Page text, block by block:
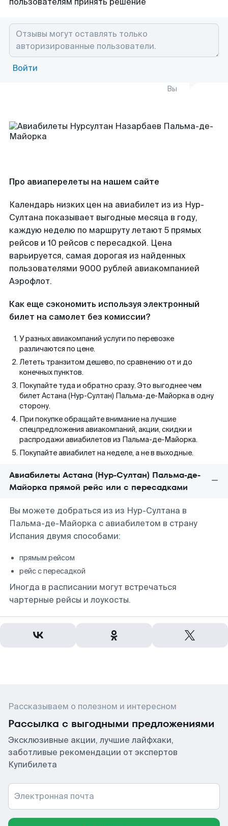
Войти
Вы
Про авиаперелеты на нашем сайте
Календарь низких цен на авиабилет из из Нур-
Султана показывает выгодные месяца в году,
каждую неделю по маршруту летают 5 прямых
рейсов и 10 рейсов с пересадкой. Цена
варьируется, самая дорогая из найденных
пользователями 9000 рублей авиакомпанией
Аэрофлот.
Как еще сэкономить используя электронный
билет на самолет без комиссии?
У разных авиакомпаний услуги по перевозке
различаются по цене.
Лететь транзитом дешево, по сравнению от и до
конечных пунктов.
Покупайте туда и обратно сразу. Это выгоднее чем
билет Астана (Нур-Султан) Пальма-де-Майорка в одну
сторону.
При покупке обращайте внимание на лучшие
спецпредложения авиакомпаний, акции, скидки и
распродажи авиабилетов из Пальма-де-Майорка.
Покупайте авиабилет на неделе, а не в выходные.
Авиабилеты Астана (Нур-Султан) Пальма-де-
Майорка прямой рейс или с пересадками
Вы можете добраться из из Нур-Султана в
Пальма-де-Майорка с авиабилетом в страну
Испания двумя способами:
прямым рейсом
рейс с пересадкой
Иногда в расписании могут встречаться
чартерные рейсы и лоукосты.
Рассказываем о полезном и интересном
Рассылка с выгодными предложениями
Эксклюзивные акции, лучшие лайфхаки,
заботливые рекомендации от экспертов
Купибилета
Электронная почта